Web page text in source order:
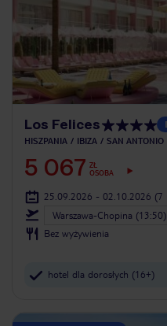
Los Felices
HISZPANIA IBIZA SAN ANTONIO
5 067 ZŁ
OSOBA
25.09.2026 - 02.10.2026 (7
Warszawa-Chopina (13:50)
Bez wyżywienia
hotel dla dorosłych (16+)